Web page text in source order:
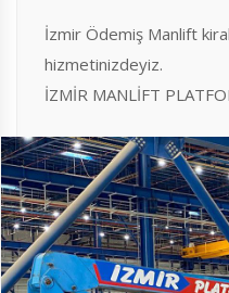
İzmir Ödemiş Manlift
hizmetinizdeyiz.
İZMİR MANLİFT